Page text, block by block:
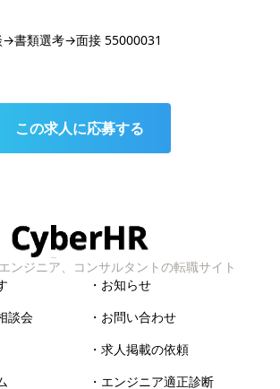
→書類選考→面接 55000031
この求人に応募する
ンジニア、コンサルタントの転職サイト
・お知らせ
談会
・お問い合わせ
・求人掲載の依頼
・エンジニア適正診断